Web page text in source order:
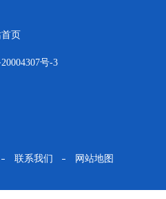
页
号-3
联系我们 网站地图